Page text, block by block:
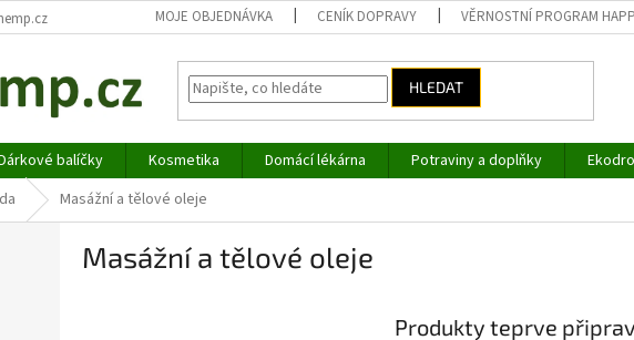
MOJE OBJEDNÁVKA CENÍK DOPRAVY VĚRNOSTNÍ PROGRAM
HLEDAT
balíčky Kosmetika Domácí lékárna Potraviny a doplňky
Masážní a tělové oleje
Masážní a tělové oleje
Produkty teprve